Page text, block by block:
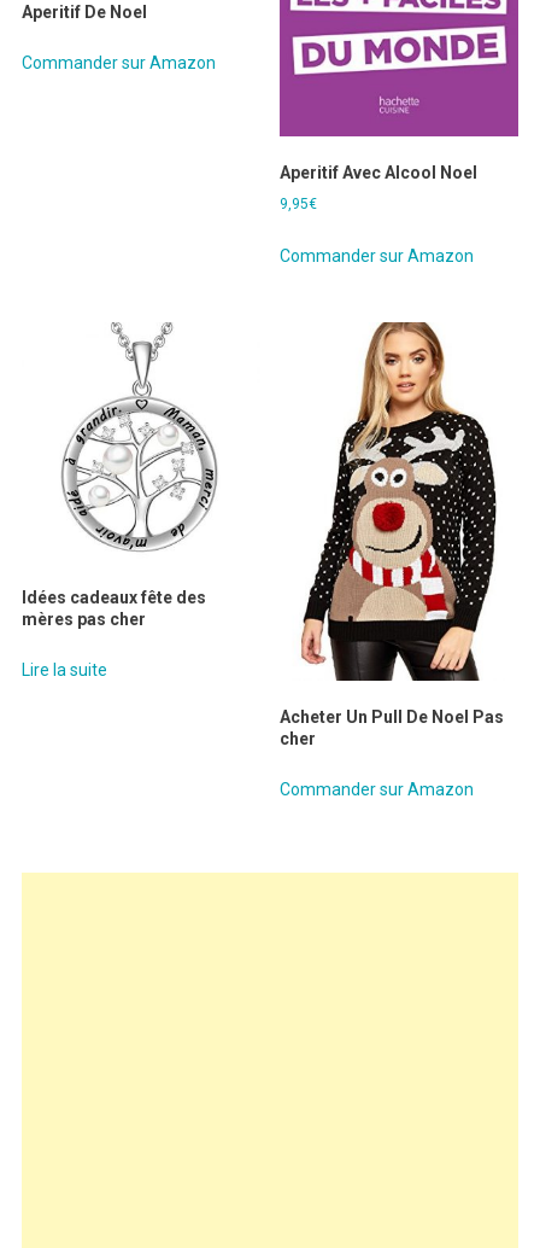
Aperitif De Noel
Commander sur Amazon
Aperitif Avec Alcool Noel
9,95€
Commander sur Amazon
Idées cadeaux fête des
mères pas cher
Lire la suite
Acheter Un Pull De Noel Pas
cher
Commander sur Amazon